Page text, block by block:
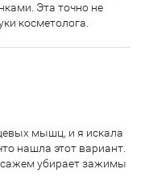
Эта точно не
косметолога.
мышц, и я искала
нашла этот вариант.
убирает зажимы